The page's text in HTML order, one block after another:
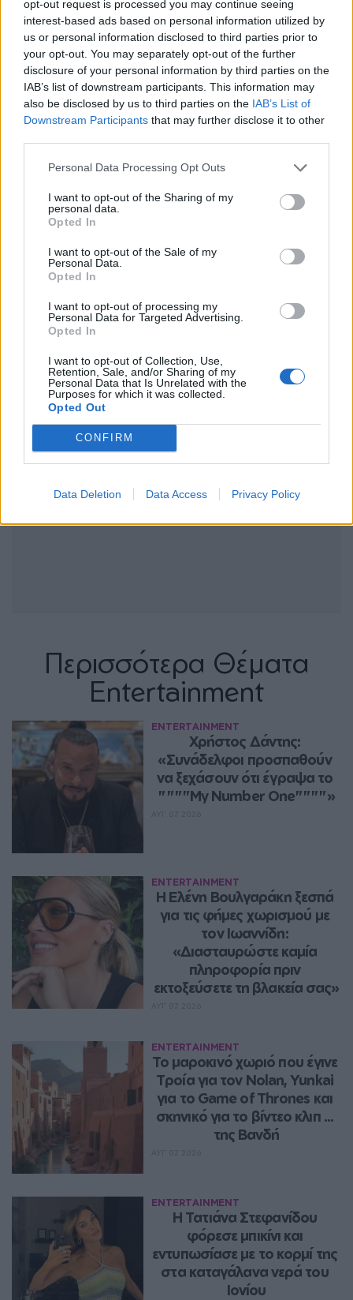
opt-out request is processed you may continue seeing
interest-based ads based on personal information utilized by
us or personal information disclosed to third parties prior to
your opt-out. You may separately opt-out of the further
disclosure of your personal information by third parties on the
IAB’s list of downstream participants. This information may
also be disclosed by us to third parties on the IAB’s List of
Downstream Participants that may further disclose it to other
Personal Data Processing Opt Outs
I want to opt-out of the Sharing of my
personal data.
Opted In
I want to opt-out of the Sale of my
Personal Data.
Opted In
I want to opt-out of processing my
Personal Data for Targeted Advertising.
Opted In
I want to opt-out of Collection, Use,
Retention, Sale, and/or Sharing of my
Personal Data that Is Unrelated with the
Purposes for which it was collected.
Opted Out
CONFIRM
Data Deletion Data Access Privacy Policy
Ακολουθήστε το Pink.gr στοGoogle Newsκαι
τα πιο hot νέα
Ακολουθήστε το Pink.gr και στο
Instagram
Περισσότερα Θέματα
Entertainment
ENTERTAINMENT
Χρήστος Δάντης:
«Συνάδελφοι προσπαθούν
να ξεχάσουν ότι έγραψα το
""""My Number One""""»
ENTERTAINMENT
Η Ελένη Βουλγαράκη ξεσπά
για τις φήμες χωρισμού με
τον Ιωαννίδη:
«Διασταυρώστε καμία
πληροφορία πριν
εκτοξεύσετε τη βλακεία σας»
ENTERTAINMENT
Το μαροκινό χωριό που έγινε
Τροία για τον Nolan, Yunkai
για το Game of Thrones και
σκηνικό για το βίντεο κλιπ ...
της Βανδή
ENTERTAINMENT
Η Τατιάνα Στεφανίδου
φόρεσε μπικίνι και
εντυπωσίασε με το κορμί της
στα καταγάλανα νερά του
Ιονίου